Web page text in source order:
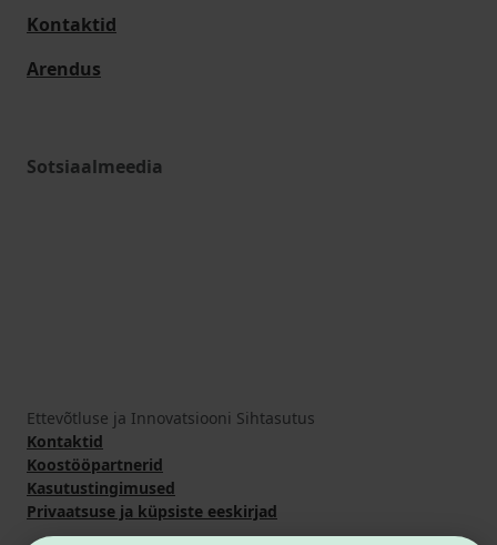
Kontaktid
Arendus
Sotsiaalmeedia
Ettevõtluse ja Innovatsiooni Sihtasutus
Kontaktid
Koostööpartnerid
Kasutustingimused
Privaatsuse ja küpsiste eeskirjad